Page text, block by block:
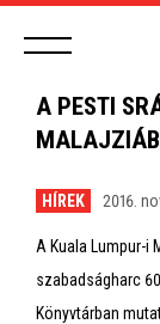
A PESTI
HÍREK 2016.
A Kuala Lumpur-i
szabadságharc
Könyvtárban